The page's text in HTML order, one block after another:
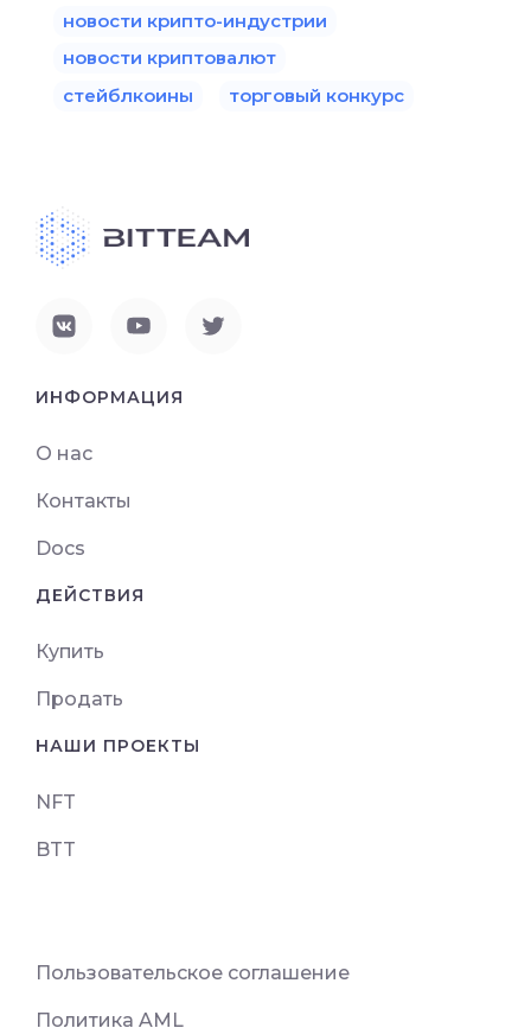
новости крипто-индустрии
новости криптовалют
стейблкоины
торговый конкурс
ИНФОРМАЦИЯ
О нас
Контакты
Docs
ДЕЙСТВИЯ
Купить
Продать
НАШИ ПРОЕКТЫ
NFT
BTT
Пользовательское соглашение
Политика AML